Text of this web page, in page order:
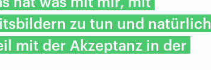
zu tun und natürlich
mit der Akzeptanz in der